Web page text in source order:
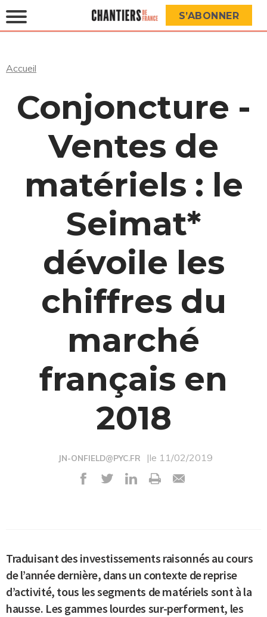
S’ABONNER
Accueil
Conjoncture -
Ventes de
matériels : le
Seimat*
dévoile les
chiffres du
marché
français en
2018
JN-ONFIELD@PYC.FR |le 11/02/2019
Traduisant des investissements raisonnés au cours
de l’année dernière, dans un contexte de reprise
d’activité, tous les segments de matériels sont à la
hausse. Les gammes lourdes sur-performent, les